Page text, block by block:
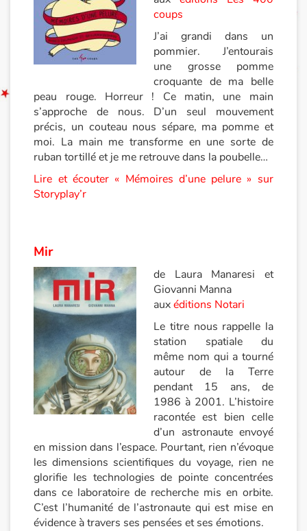
coups
J’ai grandi dans un
pommier. J’entourais
une grosse pomme
croquante de ma belle
peau rouge. Horreur ! Ce matin, une main
s’approche de nous. D’un seul mouvement
précis, un couteau nous sépare, ma pomme et
moi. La main me transforme en une sorte de
ruban tortillé et je me retrouve dans la poubelle…
Lire et écouter « Mémoires d’une pelure » sur
Storyplay’r
Mir
de Laura Manaresi et
Giovanni Manna
auxéditions Notari
Le titre nous rappelle la
station spatiale du
même nom qui a tourné
autour de la Terre
pendant 15 ans, de
1986 à 2001. L’histoire
racontée est bien celle
d’un astronaute envoyé
en mission dans l’espace. Pourtant, rien n’évoque
les dimensions scientifiques du voyage, rien ne
glorifie les technologies de pointe concentrées
dans ce laboratoire de recherche mis en orbite.
C’est l’humanité de l’astronaute qui est mise en
évidence à travers ses pensées et ses émotions.